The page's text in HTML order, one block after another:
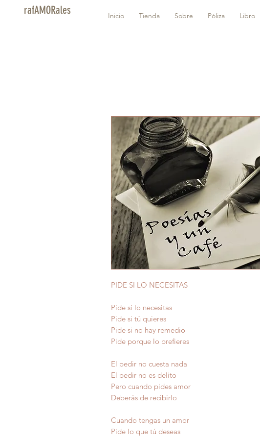
rafAMORales Inicio Tienda Sobre Póliza Libro
PIDE SI LO NECESITAS
Pide si lo necesitas
Pide si tú quieres
Pide si no hay remedio
Pide porque lo prefieres
El pedir no cuesta nada
El pedir no es delito
Pero cuando pides amor
Deberás de recibirlo
Cuando tengas un amor
Pide lo que tú deseas